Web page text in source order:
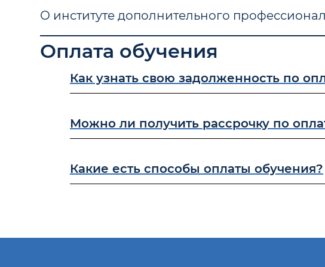
О институте дополнительного
Оплата обучения
Как узнать свою задолженность по
Можно ли получить рассрочку по
Какие есть способы оплаты обучения?